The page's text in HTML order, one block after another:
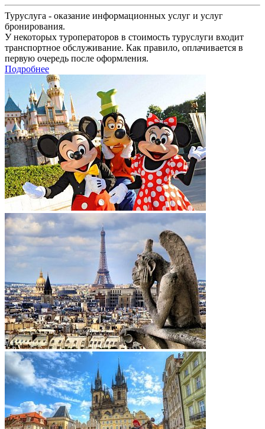
Туруслуга - оказание информационных услуг и услуг
бронирования.
У некоторых туроператоров в стоимость туруслуги входит
транспортное обслуживание. Как правило, оплачивается в
первую очередь после оформления.
Подробнее